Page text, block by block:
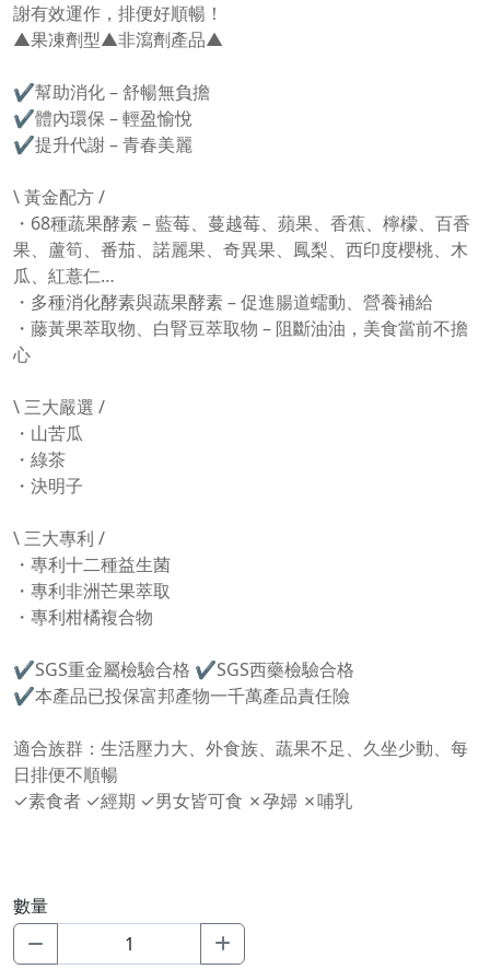
謝有效運作，排便好順暢！
▲果凍劑型▲非瀉劑產品▲
✔幫助消化 – 舒暢無負擔
✔體內環保 – 輕盈愉悅
✔提升代謝 – 青春美麗
\ 黃金配方 /
・68種蔬果酵素 – 藍莓、蔓越莓、蘋果、香蕉、檸檬、百香
果、蘆筍、番茄、諾麗果、奇異果、鳳梨、西印度櫻桃、木
瓜、紅薏仁…
・多種消化酵素與蔬果酵素 – 促進腸道蠕動、營養補給
・藤黃果萃取物、白腎豆萃取物 – 阻斷油油，美食當前不擔
心
\ 三大嚴選 /
・山苦瓜
・綠茶
・決明子
\ 三大專利 /
・專利十二種益生菌
・專利非洲芒果萃取
・專利柑橘複合物
✔SGS重金屬檢驗合格 ✔SGS西藥檢驗合格
✔本產品已投保富邦產物一千萬產品責任險
適合族群：生活壓力大、外食族、蔬果不足、久坐少動、每
日排便不順暢
✓素食者 ✓經期 ✓男女皆可食 ✗孕婦 ✗哺乳
數量